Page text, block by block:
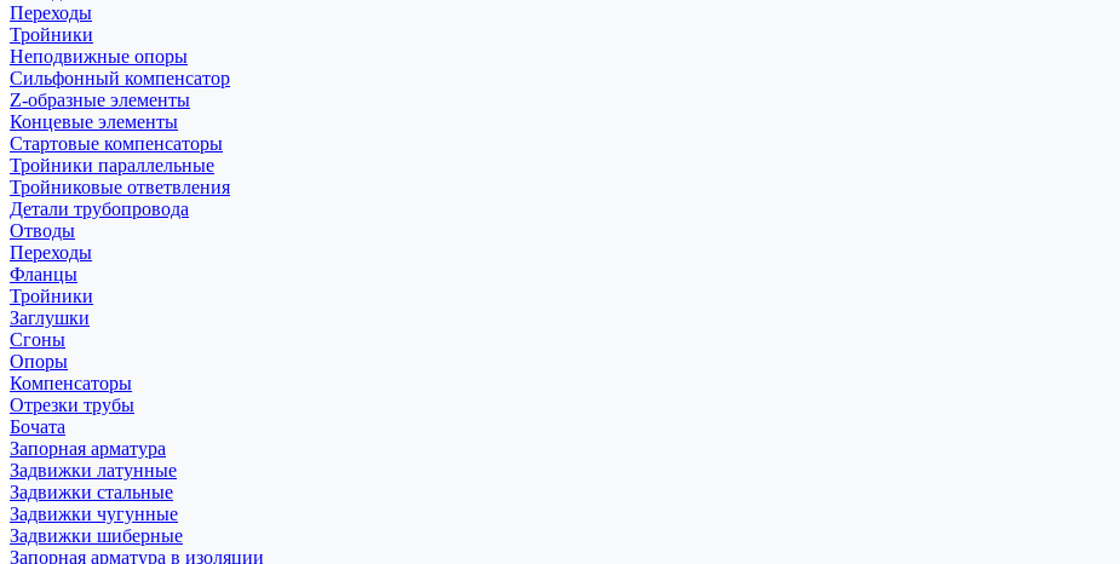
Переходы
Тройники
Неподвижные опоры
Cильфонный компенсатор
Z-образные элементы
Концевые элементы
Стартовые компенсаторы
Тройники параллельные
Тройниковые ответвления
Детали трубопровода
Отводы
Переходы
Фланцы
Тройники
Заглушки
Сгоны
Опоры
Компенсаторы
Отрезки трубы
Бочата
Запорная арматура
Задвижки латунные
Задвижки стальные
Задвижки чугунные
Задвижки шиберные
Запорная арматура в изоляции